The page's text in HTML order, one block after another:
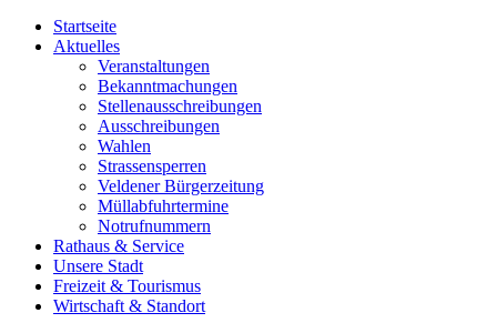
Startseite
Aktuelles
Veranstaltungen
Bekanntmachungen
Stellenausschreibungen
Ausschreibungen
Wahlen
Strassensperren
Veldener Bürgerzeitung
Müllabfuhrtermine
Notrufnummern
Rathaus & Service
Unsere Stadt
Freizeit & Tourismus
Wirtschaft & Standort